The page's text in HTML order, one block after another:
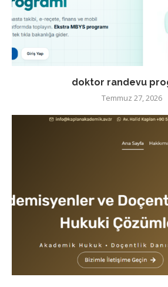
doktor randevu
Temmuz 27, 2026